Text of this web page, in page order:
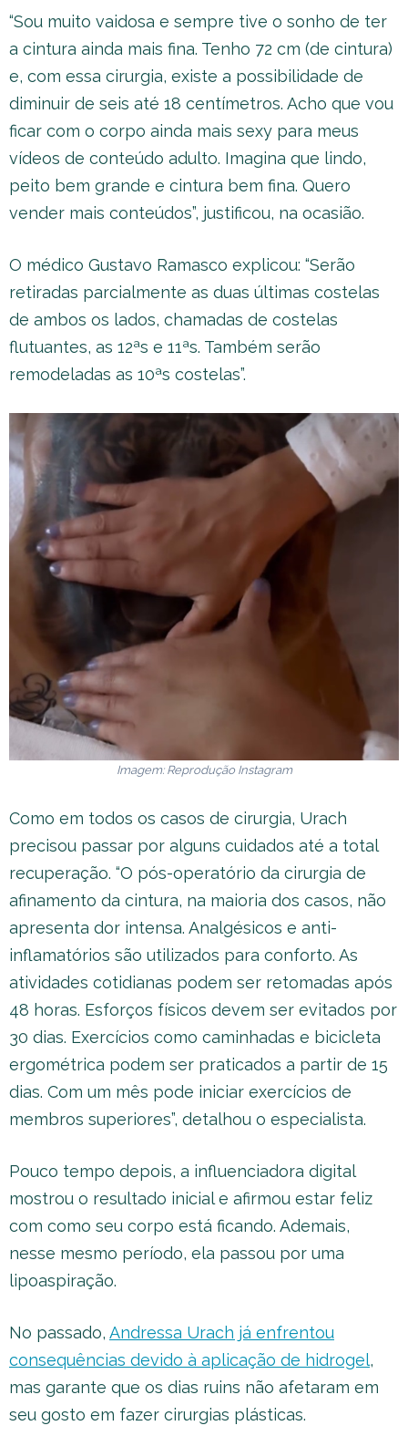
“Sou muito vaidosa e sempre tive o sonho de ter
a cintura ainda mais fina. Tenho 72 cm (de cintura)
e, com essa cirurgia, existe a possibilidade de
diminuir de seis até 18 centímetros. Acho que vou
ficar com o corpo ainda mais sexy para meus
vídeos de conteúdo adulto. Imagina que lindo,
peito bem grande e cintura bem fina. Quero
vender mais conteúdos”, justificou, na ocasião.
O médico Gustavo Ramasco explicou: “Serão
retiradas parcialmente as duas últimas costelas
de ambos os lados, chamadas de costelas
flutuantes, as 12ªs e 11ªs. Também serão
remodeladas as 10ªs costelas”.
Imagem: Reprodução Instagram
Como em todos os casos de cirurgia, Urach
precisou passar por alguns cuidados até a total
recuperação. “O pós-operatório da cirurgia de
afinamento da cintura, na maioria dos casos, não
apresenta dor intensa. Analgésicos e anti-
inflamatórios são utilizados para conforto. As
atividades cotidianas podem ser retomadas após
48 horas. Esforços físicos devem ser evitados por
30 dias. Exercícios como caminhadas e bicicleta
ergométrica podem ser praticados a partir de 15
dias. Com um mês pode iniciar exercícios de
membros superiores”, detalhou o especialista.
Pouco tempo depois, a influenciadora digital
mostrou o resultado inicial e afirmou estar feliz
com como seu corpo está ficando. Ademais,
nesse mesmo período, ela passou por uma
lipoaspiração.
No passado, Andressa Urach já enfrentou
consequências devido à aplicação de hidrogel,
mas garante que os dias ruins não afetaram em
seu gosto em fazer cirurgias plásticas.